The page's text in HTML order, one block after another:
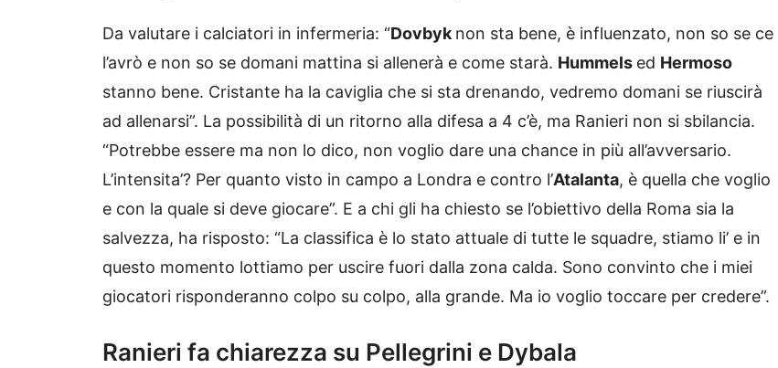
Da valutare i calciatori in infermeria: “Dovbyk non sta bene, è influenzato, non so se ce
l’avrò e non so se domani mattina si allenerà e come starà. Hummels ed Hermoso
stanno bene. Cristante ha la caviglia che si sta drenando, vedremo domani se riuscirà
ad allenarsi”. La possibilità di un ritorno alla difesa a 4 c’è, ma Ranieri non si sbilancia.
“Potrebbe essere ma non lo dico, non voglio dare una chance in più all’avversario.
L’intensita’? Per quanto visto in campo a Londra e contro l’Atalanta, è quella che voglio
e con la quale si deve giocare”. E a chi gli ha chiesto se l’obiettivo della Roma sia la
salvezza, ha risposto: “La classifica è lo stato attuale di tutte le squadre, stiamo li’ e in
questo momento lottiamo per uscire fuori dalla zona calda. Sono convinto che i miei
giocatori risponderanno colpo su colpo, alla grande. Ma io voglio toccare per credere”.
Ranieri fa chiarezza su Pellegrini e Dybala